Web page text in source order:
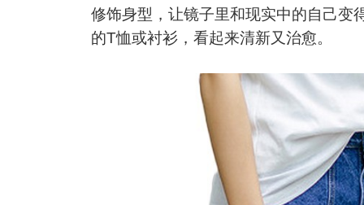
修饰身型，让镜子里和现实中的自己变
的T恤或衬衫，看起来清新又治愈。